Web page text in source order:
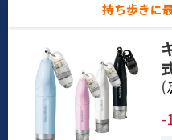
持ち歩きに
(
-